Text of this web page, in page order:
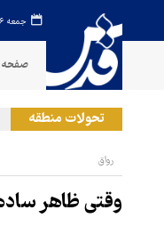
جمعه ۱۶ مرداد ۱۴۰۵
صفحه
تحولات منطقه
رواق
وقتی ظاهر